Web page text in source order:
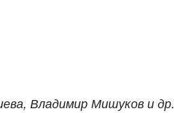
Владимир Мишуков и др.